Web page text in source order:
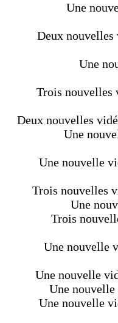
Une
Deux nouvelles
Une
Trois nouvelles
Deux nouvelles
Une
Une nouvelle
Trois nouvelles
Une
Trois
Une nouvelle
Une nouvelle
Une
Une nouvelle